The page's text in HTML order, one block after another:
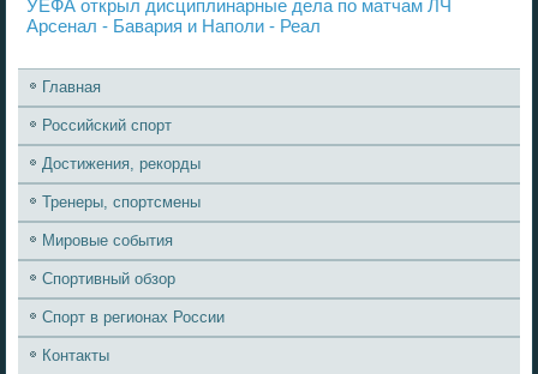
УЕФА открыл дисциплинарные дела по матчам ЛЧ
Арсенал - Бавария и Наполи - Реал
Главная
Российский спорт
Достижения, рекорды
Тренеры, спортсмены
Мировые события
Спортивный обзор
Спорт в регионах России
Контакты